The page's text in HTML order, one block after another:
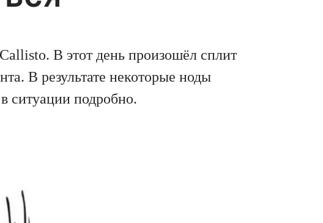
В этот день произошёл сплит
В результате некоторые ноды
ситуации подробно.